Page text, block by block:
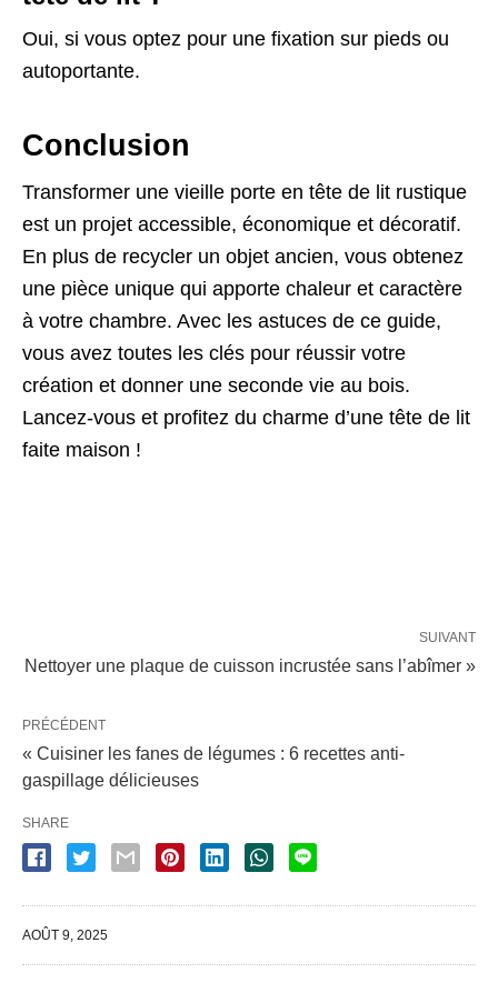
Oui, si vous optez pour une fixation sur pieds ou
autoportante.
Conclusion
Transformer une vieille porte en tête de lit rustique
est un projet accessible, économique et décoratif.
En plus de recycler un objet ancien, vous obtenez
une pièce unique qui apporte chaleur et caractère
à votre chambre. Avec les astuces de ce guide,
vous avez toutes les clés pour réussir votre
création et donner une seconde vie au bois.
Lancez-vous et profitez du charme d’une tête de lit
faite maison !
SUIVANT
Nettoyer une plaque de cuisson incrustée sans l’abîmer »
PRÉCÉDENT
« Cuisiner les fanes de légumes : 6 recettes anti-
gaspillage délicieuses
SHARE
AOÛT 9, 2025